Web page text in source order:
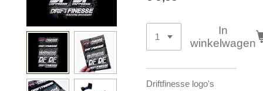
In
winkelwagen
Driftfinesse logo's